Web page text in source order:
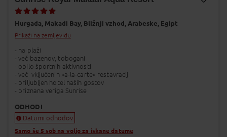
Hurgada, Makadi Bay, Bližnji vzhod, Arabeske, Egipt
Prikaži na zemljevidu
- na plaži
- več bazenov, tobogani
- obilo športnih aktivnosti
- več vključenih »a-la-carte« restavracij
- priljubljen hotel naših gostov
- priznana veriga Sunrise
ODHODI
Datumi odhodov
Samo še 5 sob na voljo za iskane datume